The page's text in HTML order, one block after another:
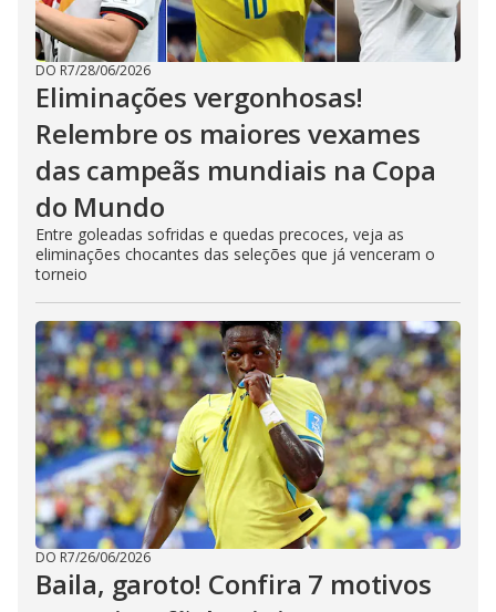
DO R7/28/06/2026
Eliminações vergonhosas!
Relembre os maiores vexames
das campeãs mundiais na Copa
do Mundo
Entre goleadas sofridas e quedas precoces, veja as
eliminações chocantes das seleções que já venceram o
torneio
DO R7/26/06/2026
Baila, garoto! Confira 7 motivos